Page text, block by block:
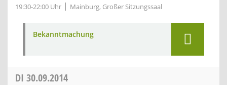
19:30-22:00 Uhr Mainburg, Großer Sitzungssaal
Bekanntmachung
DI 30.09.2014